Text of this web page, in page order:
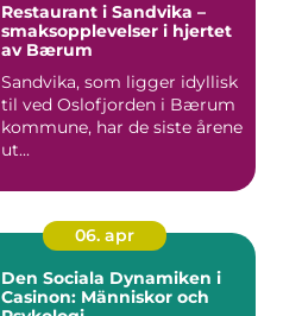
Restaurant i Sandvika –
smaksopplevelser i hjertet
av Bærum
Sandvika, som ligger idyllisk
til ved Oslofjorden i Bærum
kommune, har de siste årene
ut...
06. apr
Den Sociala Dynamiken i
Casinon: Människor och